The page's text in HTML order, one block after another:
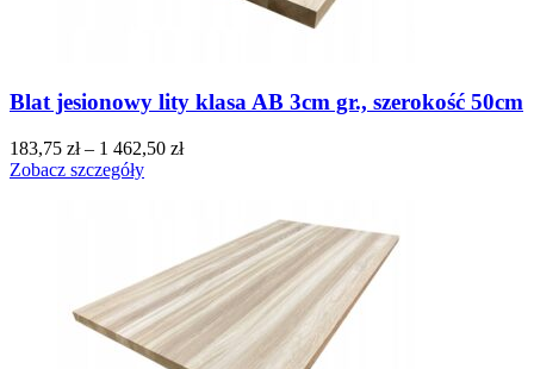
Blat jesionowy lity klasa AB 3cm gr., szerokość 50cm
183,75 zł– 1 462,50 zł
Zobacz szczegóły